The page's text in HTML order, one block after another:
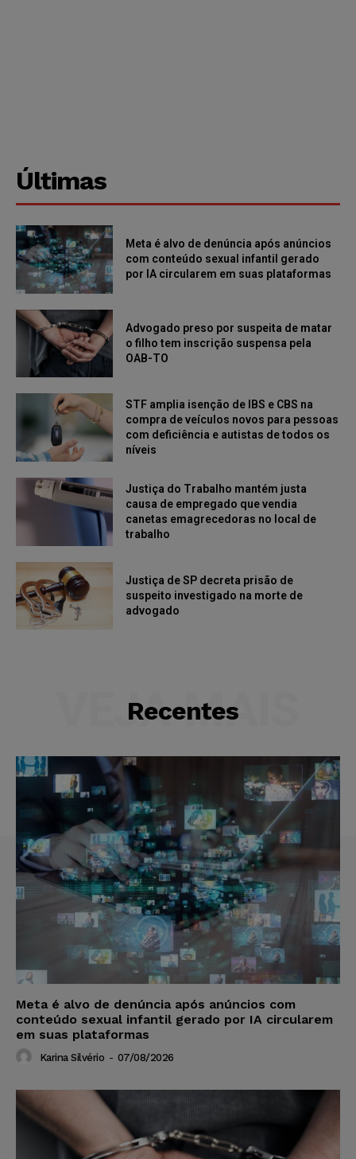
Últimas
Meta é alvo de denúncia após anúncios
com conteúdo sexual infantil gerado
por IA circularem em suas plataformas
Advogado preso por suspeita de matar
o filho tem inscrição suspensa pela
OAB-TO
STF amplia isenção de IBS e CBS na
compra de veículos novos para pessoas
com deficiência e autistas de todos os
níveis
Justiça do Trabalho mantém justa
causa de empregado que vendia
canetas emagrecedoras no local de
trabalho
Justiça de SP decreta prisão de
suspeito investigado na morte de
advogado
Recentes
VEJA MAIS
Meta é alvo de denúncia após anúncios com
conteúdo sexual infantil gerado por IA circularem
em suas plataformas
Karina Silvério - 07/08/2026